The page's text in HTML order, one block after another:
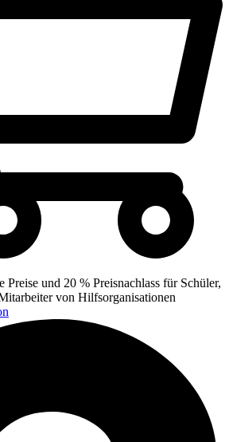
Preise und 20 % Preisnachlass für Schüler,
von Hilfsorganisationen